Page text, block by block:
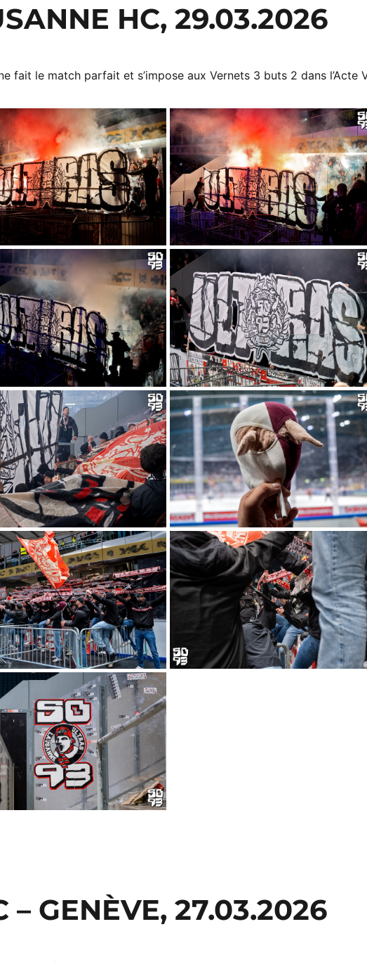
HC, 29.03.2026
fait le match parfait et s’impose aux Vernets 3 buts 2 dans l’Acte
– GENÈVE, 27.03.2026